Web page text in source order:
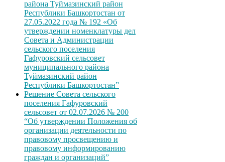
района Туймазинский район
Республики Башкортостан от
27.05.2022 года № 192 «Об
утверждении номенклатуры дел
Совета и Администрации
сельского поселения
Гафуровский сельсовет
муниципального района
Туймазинский район
Республики Башкортостан”
Решение Совета сельского
поселения Гафуровский
сельсовет от 02.07.2026 № 200
“Об утверждении Положения об
организации деятельности по
правовому просвещению и
правовому информированию
граждан и организаций”